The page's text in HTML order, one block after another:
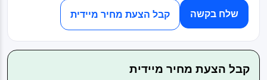
שלח בקשה קבל הצעת מחיר מיידית
קבל הצעת מחיר מיידית